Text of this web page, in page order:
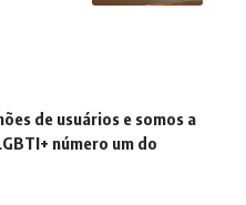
de usuários e somos a
número um do